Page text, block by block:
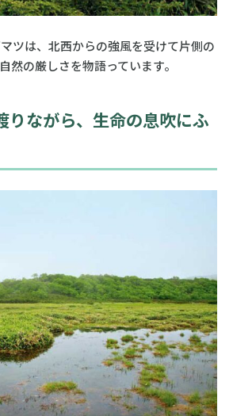
ツは、北西からの強風を受けて片側の
然の厳しさを物語っています。
ながら、生命の息吹にふ